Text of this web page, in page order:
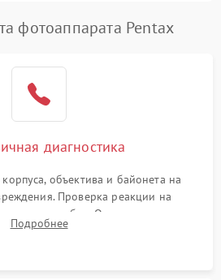
фотоаппарата Pentax
диагностика
объектива и байонета на
Проверка реакции на
кодов ошибок. Оценка состояния
работы автофокуса и вспышки.
Подробнее